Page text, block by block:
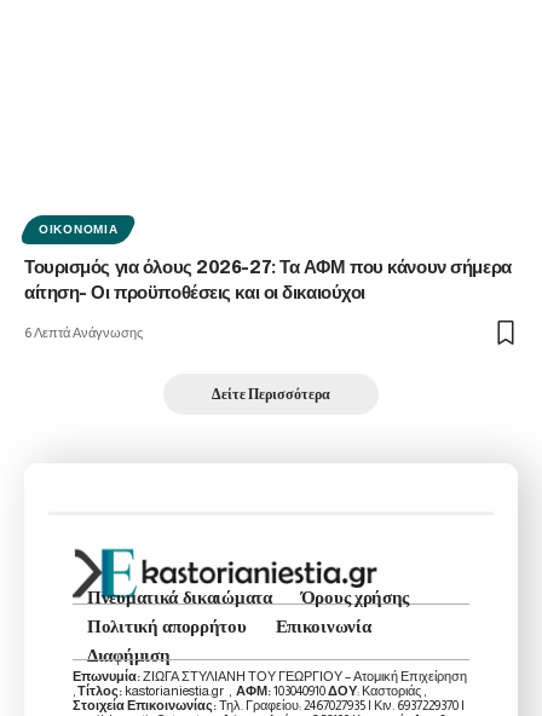
ΟΙΚΟΝΟΜΊΑ
Τουρισμός για όλους 2026-27: Τα ΑΦΜ που κάνουν σήμερα
αίτηση- Οι προϋποθέσεις και οι δικαιούχοι
6 Λεπτά Ανάγνωσης
Δείτε Περισσότερα
Πνευματικά δικαιώματα
Όρους χρήσης
Πολιτική απορρήτου
Επικοινωνία
Διαφήμιση
Επωνυμία:ΖΙΩΓΑ ΣΤΥΛΙΑΝΗ ΤΟΥ ΓΕΩΡΓΙΟΥ – Ατομική Επιχείρηση
Τίτλος: kastorianiestia.gr , ΑΦΜ:103040910ΔΟΥ: Καστοριάς ,
Στοιχεία Επικοινωνίας:Τηλ. Γραφείου: 2467027935 | Κιν. 6937229370 |